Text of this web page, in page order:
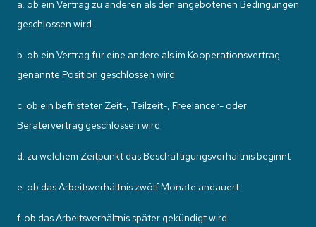
a. ob ein Vertrag zu anderen als den angebotenen Bedingungen
geschlossen wird
b. ob ein Vertrag für eine andere als im Kooperationsvertrag
genannte Position geschlossen wird
c. ob ein befristeter Zeit-, Teilzeit-, Freelancer- oder
Beratervertrag geschlossen wird
d. zu welchem Zeitpunkt das Beschäftigungsverhältnis beginnt
e. ob das Arbeitsverhältnis zwölf Monate andauert
f. ob das Arbeitsverhältnis später gekündigt wird.